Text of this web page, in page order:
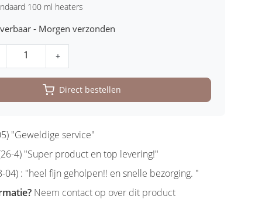
100 ml heaters
- Morgen verzonden
+
Direct bestellen
"Geweldige service"
4) "Super product en top levering!"
04) : "heel fijn geholpen!! en snelle bezorging. "
Neem contact op over dit product